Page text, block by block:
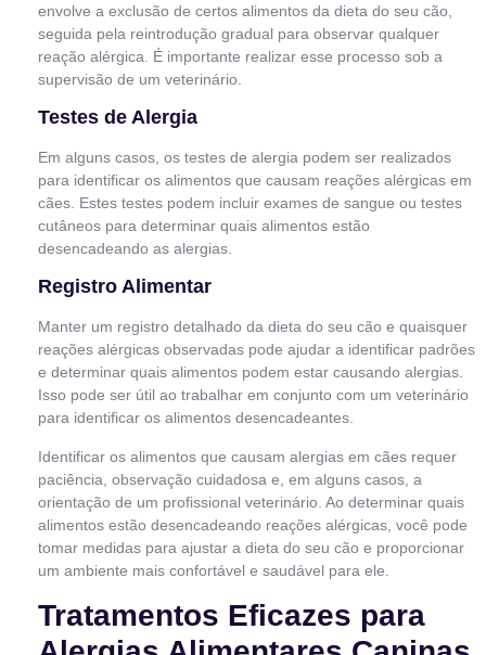
envolve a exclusão de certos alimentos da dieta do seu cão,
seguida pela reintrodução gradual para observar qualquer
reação alérgica. É importante realizar esse processo sob a
supervisão de um veterinário.
Testes de Alergia
Em alguns casos, os testes de alergia podem ser realizados
para identificar os alimentos que causam reações alérgicas em
cães. Estes testes podem incluir exames de sangue ou testes
cutâneos para determinar quais alimentos estão
desencadeando as alergias.
Registro Alimentar
Manter um registro detalhado da dieta do seu cão e quaisquer
reações alérgicas observadas pode ajudar a identificar padrões
e determinar quais alimentos podem estar causando alergias.
Isso pode ser útil ao trabalhar em conjunto com um veterinário
para identificar os alimentos desencadeantes.
Identificar os alimentos que causam alergias em cães requer
paciência, observação cuidadosa e, em alguns casos, a
orientação de um profissional veterinário. Ao determinar quais
alimentos estão desencadeando reações alérgicas, você pode
tomar medidas para ajustar a dieta do seu cão e proporcionar
um ambiente mais confortável e saudável para ele.
Tratamentos Eficazes para